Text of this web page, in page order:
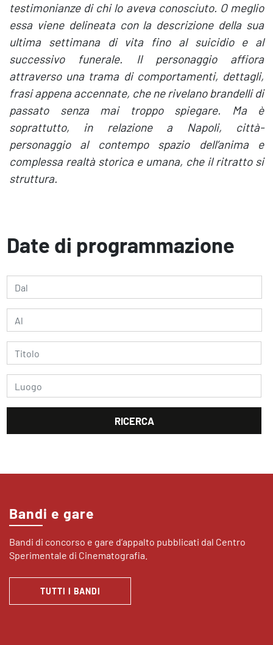
testimonianze di chi lo aveva conosciuto. O meglio
essa viene delineata con la descrizione della sua
ultima settimana di vita fino al suicidio e al
successivo funerale. Il personaggio affiora
attraverso una trama di comportamenti, dettagli,
frasi appena accennate, che ne rivelano brandelli di
passato senza mai troppo spiegare. Ma è
soprattutto, in relazione a Napoli, città-
personaggio al contempo spazio dell’anima e
complessa realtà storica e umana, che il ritratto si
struttura.
Date di programmazione
Bandi e gare
Bandi di concorso e gare d’appalto pubblicati dal Centro
Sperimentale di Cinematografia.
TUTTI I BANDI